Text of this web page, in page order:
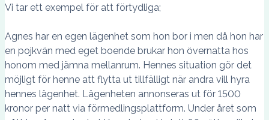
Vi tar ett exempel för att förtydliga;
Agnes har en egen lägenhet som hon bor i men då hon har
en pojkvän med eget boende brukar hon övernatta hos
honom med jämna mellanrum. Hennes situation gör det
möjligt för henne att flytta ut tillfälligt när andra vill hyra
hennes lägenhet. Lägenheten annonseras ut för 1500
kronor per natt via förmedlingsplattform. Under året som